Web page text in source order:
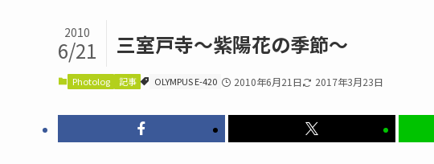
三室戸寺〜紫陽花の季節〜
2010
6/21
Photolog 記事 OLYMPUS E-420 2010年6月21日 2017年3月23日